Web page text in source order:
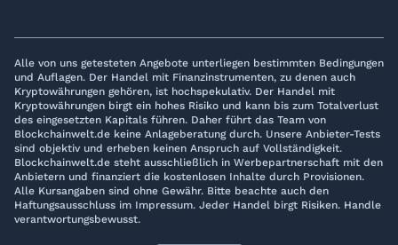
Alle von uns getesteten Angebote unterliegen bestimmten Bedingungen
und Auflagen. Der Handel mit Finanzinstrumenten, zu denen auch
Kryptowährungen gehören, ist hochspekulativ. Der Handel mit
Kryptowährungen birgt ein hohes Risiko und kann bis zum Totalverlust
des eingesetzten Kapitals führen. Daher führt das Team von
Blockchainwelt.de keine Anlageberatung durch. Unsere Anbieter-Tests
sind objektiv und erheben keinen Anspruch auf Vollständigkeit.
Blockchainwelt.de steht ausschließlich in Werbepartnerschaft mit den
Anbietern und finanziert die kostenlosen Inhalte durch Provisionen.
Alle Kursangaben sind ohne Gewähr. Bitte beachte auch den
Haftungsausschluss im Impressum. Jeder Handel birgt Risiken. Handle
verantwortungsbewusst.